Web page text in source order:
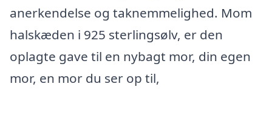
anerkendelse og taknemmelighed. Mom
halskæden i 925 sterlingsølv, er den
oplagte gave til en nybagt mor, din egen
mor, en mor du ser op til,